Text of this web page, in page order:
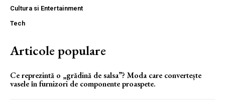
Cultura si Entertainment
Tech
Articole populare
Ce reprezintă o „grădină de salsa”? Moda care convertește
vasele în furnizori de componente proaspete.